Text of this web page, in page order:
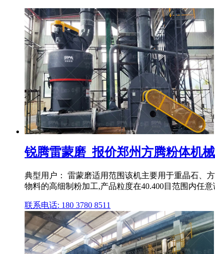
锐腾雷蒙磨_报价郑州方腾粉体机
典型用户： 雷蒙磨适用范围该机主要用于重晶石、
物料的高细制粉加工,产品粒度在40.400目范围内任意
联系电话: 180 3780 8511